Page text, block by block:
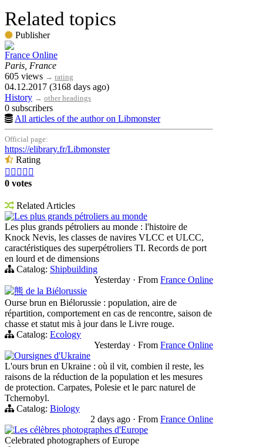
Related topics
Publisher
France Online
Paris, France
605 views → rating
04.12.2017 (3168 days ago)
History → other headings
0 subscribers
All articles of the author on Libmonster
Official page:
https://elibrary.fr/Libmonster
Rating
    
0 votes
Related Articles
Les plus grands pétroliers au monde
Les plus grands pétroliers au monde : l'histoire de
Knock Nevis, les classes de navires VLCC et ULCC,
caractéristiques des superpétroliers TI. Records de port
en lourd et de dimensions
Catalog: Shipbuilding
Yesterday · From France Online
熊 de la Biélorussie
Ourse brun en Biélorussie : population, aire de
répartition, comportement en cas de rencontre, saison de
chasse et statut mis à jour dans le Livre rouge.
Catalog: Ecology
Yesterday · From France Online
Oursignes d'Ukraine
L'ours brun en Ukraine : où il vit, combien il reste, les
raisons de la réduction de la population et les mesures
de protection. Carpates, Polesie et le parc naturel de
Tchernobyl.
Catalog: Biology
2 days ago · From France Online
Les célèbres photographes d'Europe
Celebrated photographers of Europe